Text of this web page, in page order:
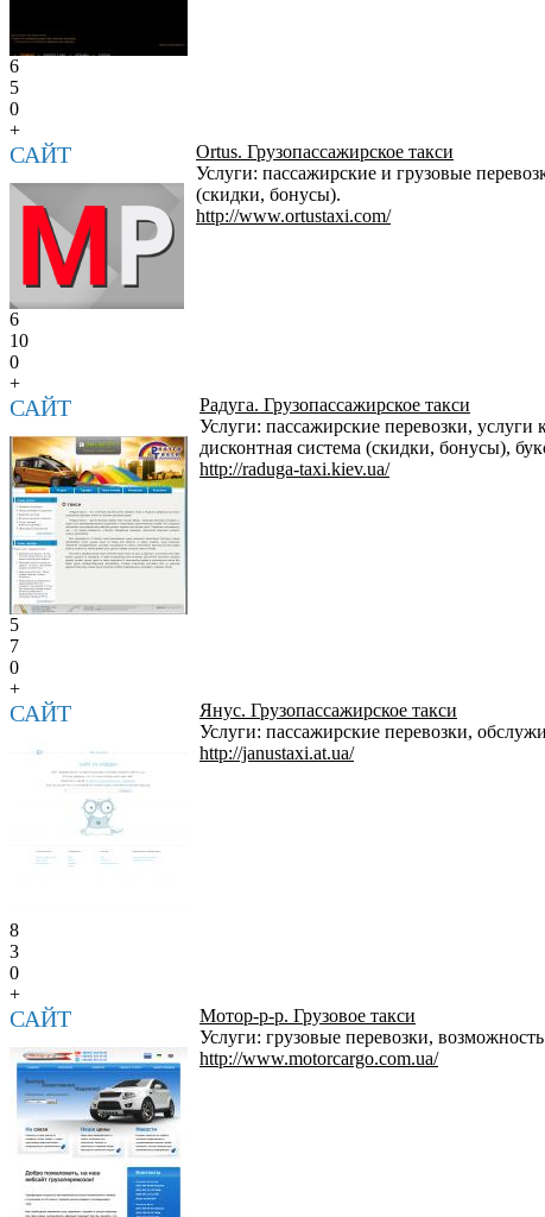
6
5
0
+
САЙТ
Ortus. Грузопассажирское такси
Услуги: пассажирские и грузовые
(скидки, бонусы).
http://www.ortustaxi.com/
6
10
0
+
САЙТ
Радуга. Грузопассажирское такси
Услуги: пассажирские перевозки, услуги
дисконтная система (скидки, бонусы),
http://raduga-taxi.kiev.ua/
5
7
0
+
САЙТ
Янус. Грузопассажирское такси
Услуги: пассажирские перевозки,
http://janustaxi.at.ua/
8
3
0
+
САЙТ
Мотор-р-р. Грузовое такси
Услуги: грузовые перевозки,
http://www.motorcargo.com.ua/